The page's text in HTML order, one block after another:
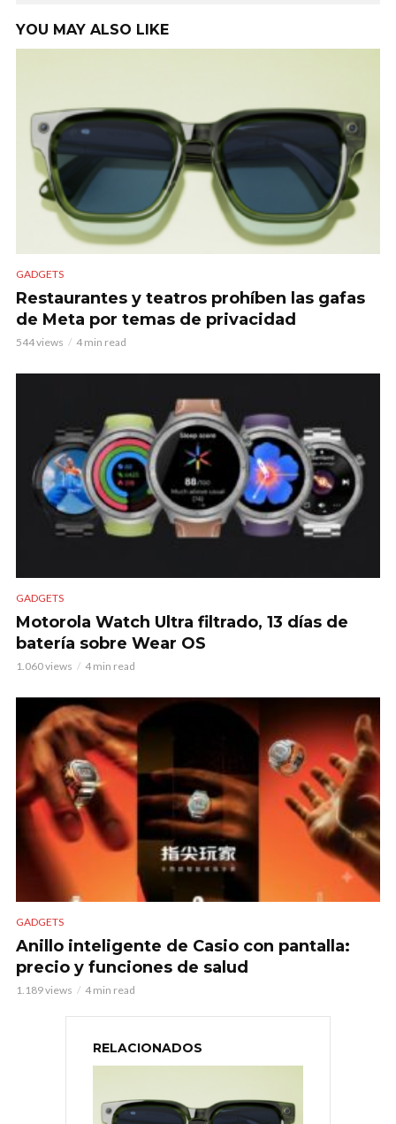
YOU MAY ALSO LIKE
GADGETS
Restaurantes y teatros prohíben las gafas
de Meta por temas de privacidad
544 views 4 min read
GADGETS
Motorola Watch Ultra filtrado, 13 días de
batería sobre Wear OS
1.060 views 4 min read
GADGETS
Anillo inteligente de Casio con pantalla:
precio y funciones de salud
1.189 views 4 min read
RELACIONADOS